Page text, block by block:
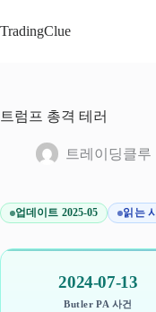
문
뛰
TradingClue
트럼프 총격 테러
트레이딩클루
업데이트 2025-05 읽는
2024-07-13
Butler PA 사건